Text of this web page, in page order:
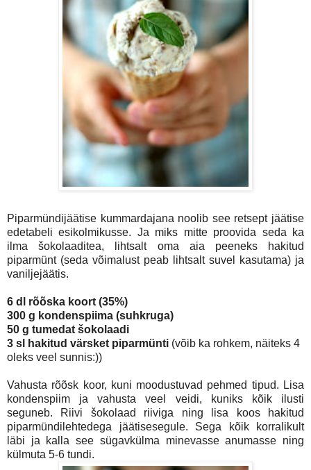
Piparmündijäätise kummardajana noolib see retsept jäätise
edetabeli esikolmikusse. Ja miks mitte proovida seda ka
ilma šokolaaditea, lihtsalt oma aia peeneks hakitud
piparmünt (seda võimalust peab lihtsalt suvel kasutama) ja
vaniljejäätis.
6 dl rõõska koort (35%)
300 g kondenspiima (suhkruga)
50 g tumedat šokolaadi
3 sl hakitud värsket piparmünti (võib ka rohkem, näiteks 4
oleks veel sunnis:))
Vahusta rõõsk koor, kuni moodustuvad pehmed tipud. Lisa
kondenspiim ja vahusta veel veidi, kuniks kõik ilusti
seguneb. Riivi šokolaad riiviga ning lisa koos hakitud
piparmündilehtedega jäätisesegule. Sega kõik korralikult
läbi ja kalla see sügavkülma minevasse anumasse ning
külmuta 5-6 tundi.